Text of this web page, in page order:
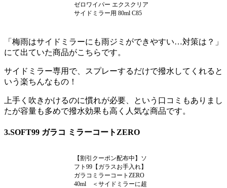
ゼロワイパー エクスクリア
サイドミラー用 80ml C85
「梅雨はサイドミラーにも雨ジミができやすい…対策は？」
にて出ていた商品がこちらです。
サイドミラー専用で、スプレーするだけで撥水してくれると
いう楽ちんなもの！
上手く吹きかけるのに慣れが必要、という口コミもありまし
たが容量も多めで撥水効果も高く人気な商品です。
3.SOFT99 ガラコ ミラーコートZERO
【割引クーポン配布中】ソ
フト99【ガラスお手入れ】
ガラコミラーコートZERO
40ml ＜サイドミラーに超